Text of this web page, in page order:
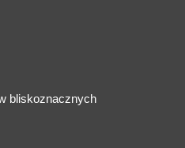
bliskoznacznych